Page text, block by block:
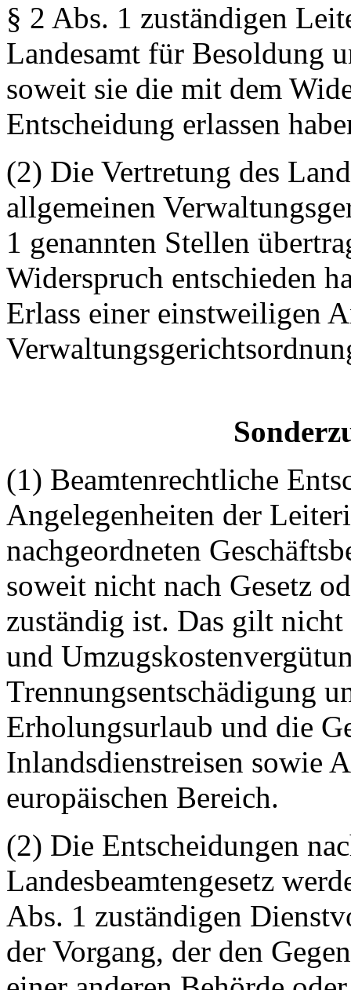
§ 2 Abs. 1 zuständigen
Landesamt für Besoldung
soweit sie die mit dem
Entscheidung erlassen
(2) Die Vertretung des
allgemeinen
1 genannten Stellen
Widerspruch entschieden
Erlass einer einstweiligen
(1) Beamtenrechtliche
Angelegenheiten der
nachgeordneten
soweit nicht nach Gesetz
zuständig ist. Das gilt
und
Trennungsentschädigung
Erholungsurlaub und die
Inlandsdienstreisen sowie
europäischen Bereich.
(2) Die Entscheidungen
Landesbeamtengesetz
Abs. 1 zuständigen
der Vorgang, der den